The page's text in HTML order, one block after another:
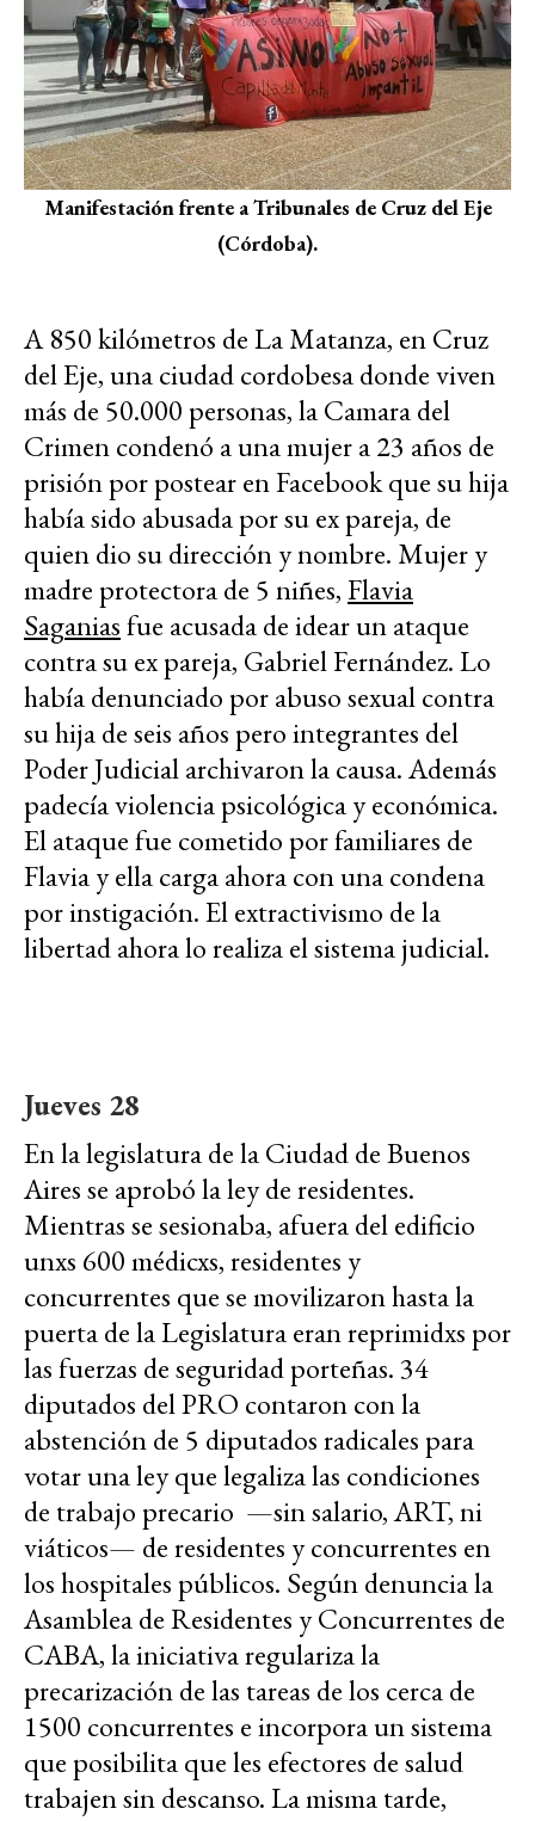
Manifestación frente a Tribunales de Cruz del Eje
(Córdoba).
A 850 kilómetros de La Matanza, en Cruz
del Eje, una ciudad cordobesa donde viven
más de 50.000 personas, la Camara del
Crimen condenó a una mujer a 23 años de
prisión por postear en Facebook que su hija
había sido abusada por su ex pareja, de
quien dio su dirección y nombre. Mujer y
madre protectora de 5 niñes,Flavia
Saganiasfue acusada de idear un ataque
contra su ex pareja, Gabriel Fernández. Lo
había denunciado por abuso sexual contra
su hija de seis años pero integrantes del
Poder Judicial archivaron la causa. Además
padecía violencia psicológica y económica.
El ataque fue cometido por familiares de
Flavia y ella carga ahora con una condena
por instigación. El extractivismo de la
libertad ahora lo realiza el sistema judicial.
Jueves 28
En la legislatura de la Ciudad de Buenos
Aires se aprobó la ley de residentes.
Mientras se sesionaba, afuera del edificio
unxs 600 médicxs, residentes y
concurrentes que se movilizaron hasta la
puerta de la Legislatura eran reprimidxs por
las fuerzas de seguridad porteñas. 34
diputados del PRO contaron con la
abstención de 5 diputados radicales para
votar una ley que legaliza las condiciones
de trabajo precario —sin salario, ART, ni
viáticos— de residentes y concurrentes en
los hospitales públicos. Según denuncia la
Asamblea de Residentes y Concurrentes de
CABA, la iniciativa regulariza la
precarización de las tareas de los cerca de
1500 concurrentes e incorpora un sistema
que posibilita que les efectores de salud
trabajen sin descanso. La misma tarde,